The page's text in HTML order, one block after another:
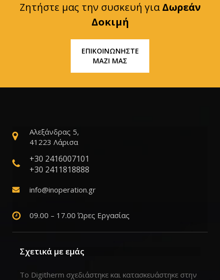
Ζητήστε μας την συσκευή γιαΔωρεάν
Δοκιμή
ΕΠΙΚΟΙΝΩΝΗΣΤΕ
ΜΑΖΙ ΜΑΣ
Αλεξάνδρας 5,
41223 Λάρισα
+30 2416007101
+30 2411818888
info@inoperation.gr
09.00 – 17.00 Ώρες Εργασίας
Σχετικά με εμάς
Το Digitherm σχεδιάστηκε και κατασκευάστηκε στην